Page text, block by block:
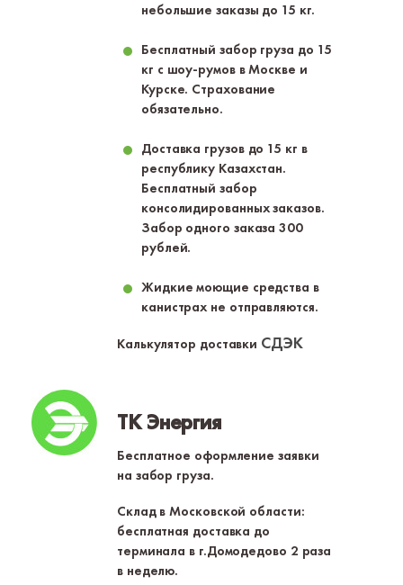
небольшие заказы до 15 кг.
Бесплатный забор груза до 15
кг с шоу-румов в Москве и
Курске. Страхование
обязательно.
Доставка грузов до 15 кг в
республику Казахстан.
Бесплатный забор
консолидированных заказов.
Забор одного заказа 300
рублей.
Жидкие моющие средства в
канистрах не отправляются.
Калькулятор доставки СДЭК
ТК Энергия
Бесплатное оформление заявки
на забор груза.
Склад в Московской области:
бесплатная доставка до
терминала в г.Домодедово 2 раза
в неделю.